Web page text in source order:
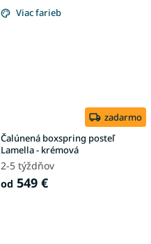
Viac farieb
zadarmo
Čalúnená boxspring posteľ
Lamella - krémová
2-5 týždňov
od 549 €